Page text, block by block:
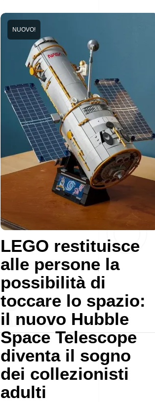
LEGO restituisce
alle persone la
possibilità di
toccare lo spazio:
il nuovo Hubble
Space Telescope
diventa il sogno
dei collezionisti
adulti
NUOVO!